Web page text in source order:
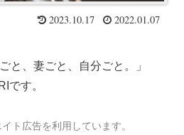
2023.10.17 2022.01.07
と、妻ごと、自分ごと。」
です。
ト広告を利用しています。